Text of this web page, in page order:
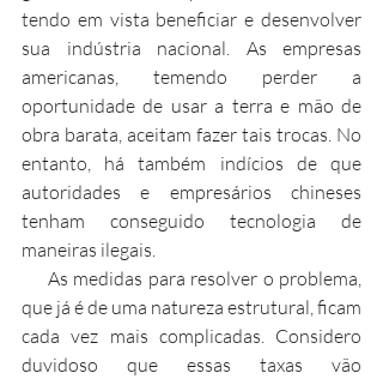
tendo em vista beneficiar e desenvolver
sua indústria nacional. As empresas
americanas, temendo perder a
oportunidade de usar a terra e mão de
obra barata, aceitam fazer tais trocas. No
entanto, há também indícios de que
autoridades e empresários chineses
tenham conseguido tecnologia de
maneiras ilegais.
que já é de uma natureza estrutural, ficam
cada vez mais complicadas. Considero
duvidoso que essas taxas vão